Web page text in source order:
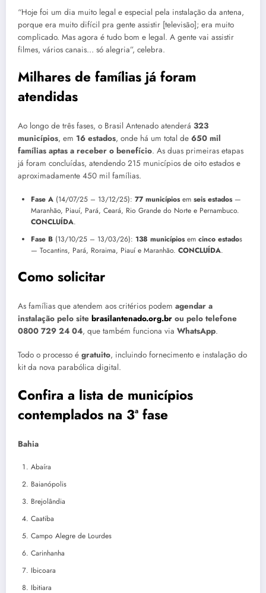
“Hoje foi um dia muito legal e especial pela instalação da antena,
porque era muito difícil pra gente assistir [televisão]; era muito
complicado. Mas agora é tudo bom e legal. A gente vai assistir
filmes, vários canais… só alegria”, celebra.
Milhares de famílias já foram
atendidas
Ao longo de três fases, o Brasil Antenado atenderá 323
municípios, em 16 estados, onde há um total de 650 mil
famílias aptas a receber o benefício. As duas primeiras etapas
já foram concluídas, atendendo 215 municípios de oito estados e
aproximadamente 450 mil famílias.
Fase A (14/07/25 – 13/12/25): 77 municípiosem seis estados—
Maranhão, Piauí, Pará, Ceará, Rio Grande do Norte e Pernambuco.
CONCLUÍDA.
Fase B (13/10/25 – 13/03/26): 138 municípiosem cinco estados
— Tocantins, Pará, Roraima, Piauí e Maranhão. CONCLUÍDA.
Como solicitar
As famílias que atendem aos critérios podem agendar a
instalação pelo site brasilantenado.org.br ou pelo telefone
0800 729 24 04, que também funciona via WhatsApp.
Todo o processo é gratuito, incluindo fornecimento e instalação do
kit da nova parabólica digital.
Confira a lista de municípios
contemplados na 3ª fase
Bahia
Abaíra
Baianópolis
Brejolândia
Caatiba
Campo Alegre de Lourdes
Carinhanha
Ibicoara
Ibitiara